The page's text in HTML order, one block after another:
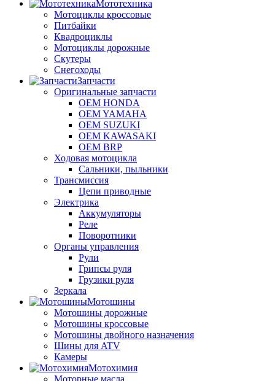
Мототехника
Мотоциклы кроссовые
Питбайки
Квадроциклы
Мотоциклы дорожные
Скутеры
Снегоходы
Запчасти
Оригинальные запчасти
OEM HONDA
OEM YAMAHA
OEM SUZUKI
OEM KAWASAKI
OEM BRP
Ходовая мотоцикла
Сальники, пыльники
Трансмиссия
Цепи приводные
Электрика
Аккумуляторы
Реле
Поворотники
Органы управления
Рули
Грипсы руля
Грузики руля
Зеркала
Мотошины
Мотошины дорожные
Мотошины кроссовые
Мотошины двойного назначения
Шины для ATV
Камеры
Мотохимия